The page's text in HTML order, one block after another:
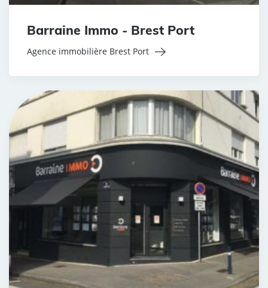
Barraine Immo - Brest Port
Agence immobilière Brest Port